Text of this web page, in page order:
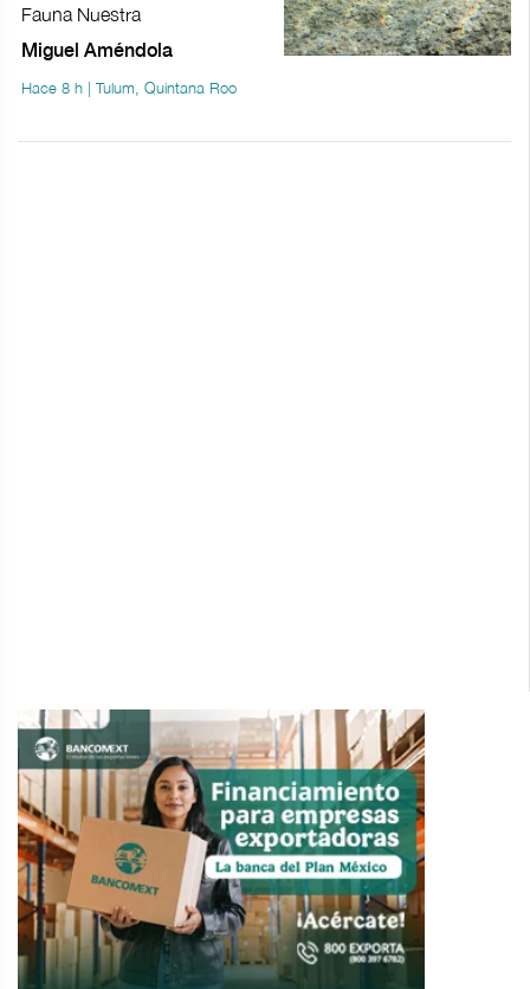
Fauna Nuestra
Miguel Améndola
Hace 8 h | Tulum, Quintana Roo